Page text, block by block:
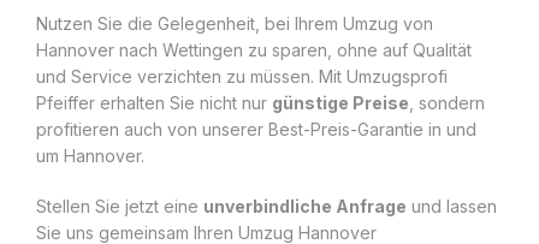
Nutzen Sie die Gelegenheit, bei Ihrem Umzug von
Hannover nach Wettingen zu sparen, ohne auf Qualität
und Service verzichten zu müssen. Mit Umzugsprofi
Pfeiffer erhalten Sie nicht nur günstige Preise , sondern
profitieren auch von unserer Best-Preis-Garantie in und
um Hannover.
Stellen Sie jetzt eine unverbindliche Anfrage und lassen
Sie uns gemeinsam Ihren Umzug Hannover